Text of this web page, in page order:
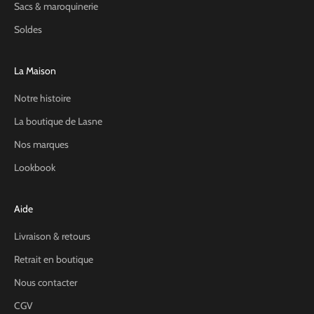
Sacs & maroquinerie
Soldes
La Maison
Notre histoire
La boutique de Lasne
Nos marques
Lookbook
Aide
Livraison & retours
Retrait en boutique
Nous contacter
CGV